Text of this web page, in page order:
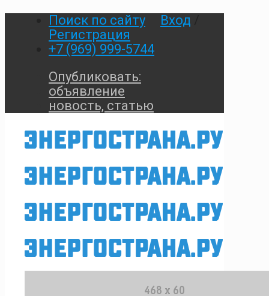
Поиск по сайту Вход
Регистрация
+7 (969) 999-5744
Опубликовать:
объявление
новость, статью